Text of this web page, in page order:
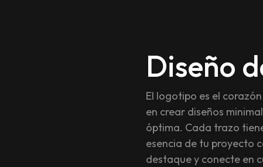
Diseño
El logotipo es el
en crear diseños
óptima. Cada trazo
esencia de tu proyecto
destaque y conecte en